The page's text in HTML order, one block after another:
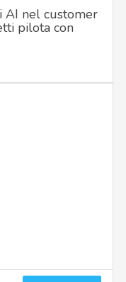
AI nel customer
pilota con